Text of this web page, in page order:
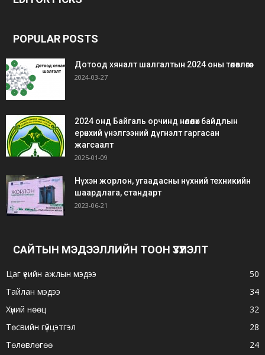
POPULAR POSTS
Дотоод хяналт шалгалтын 2024 оны төлөвлөгөө
2024-03-27
2024 онд Байгаль орчинд нөлөөлөх байдлын
ерөнхий үнэлгээний дүгнэлт гаргасан
жагсаалт
2025-01-09
Нүхэн жорлон, угаадасны нүхний техникийн
шаардлага, стандарт
2023-06-21
САЙТЫН МЭДЭЭЛЛИЙН ТООН ҮЗҮҮЛЭЛТ
Цаг үеийн ажлын мэдээ
50
Тайлан мэдээ
34
Хүний нөөц
32
Төсвийн гүйцэтгэл
28
Төлөвлөгөө
24